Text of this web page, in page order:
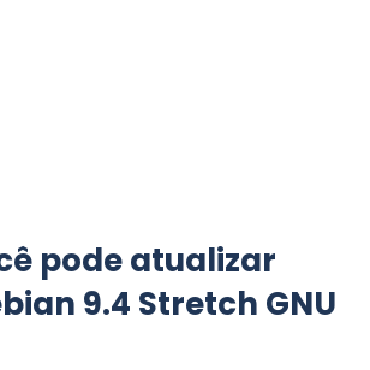
pode atualizar
9.4 Stretch GNU